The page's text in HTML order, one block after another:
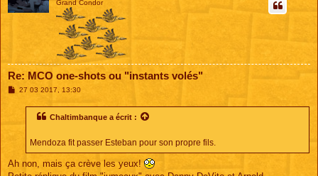
Grand Condor
Re: MCO one-shots ou "instants volés"
M27 03 2017, 13:30
Chaltimbanque a écrit :
Mendoza fit passer Esteban pour son propre fils.
Ah non, mais ça crève les yeux!